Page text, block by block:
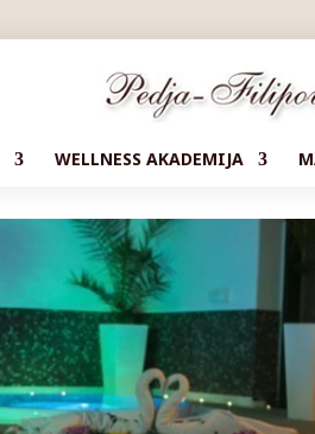
WELLNESS AKADEMIJA